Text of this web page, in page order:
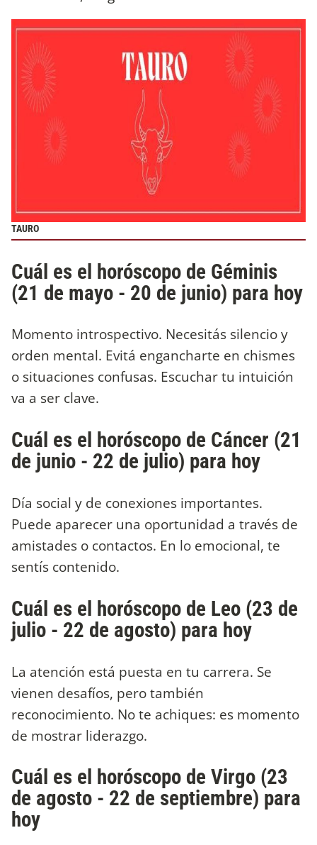
TAURO
Cuál es el horóscopo de Géminis
(21 de mayo - 20 de junio) para hoy
Momento introspectivo. Necesitás silencio y
orden mental. Evitá engancharte en chismes
o situaciones confusas. Escuchar tu intuición
va a ser clave.
Cuál es el horóscopo de Cáncer (21
de junio - 22 de julio) para hoy
Día social y de conexiones importantes.
Puede aparecer una oportunidad a través de
amistades o contactos. En lo emocional, te
sentís contenido.
Cuál es el horóscopo de Leo (23 de
julio - 22 de agosto) para hoy
La atención está puesta en tu carrera. Se
vienen desafíos, pero también
reconocimiento. No te achiques: es momento
de mostrar liderazgo.
Cuál es el horóscopo de Virgo (23
de agosto - 22 de septiembre) para
hoy